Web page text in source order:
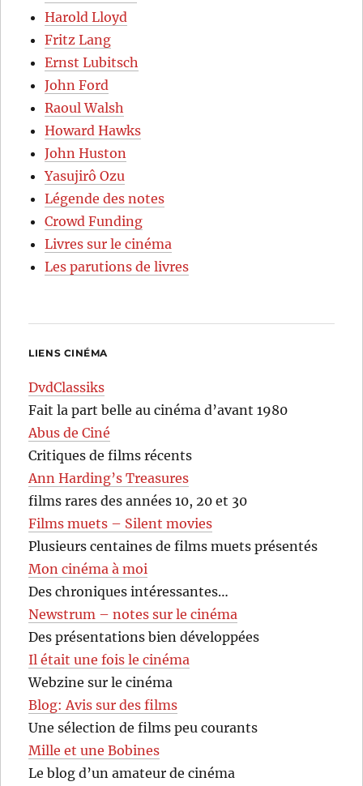
Harold Lloyd
Fritz Lang
Ernst Lubitsch
John Ford
Raoul Walsh
Howard Hawks
John Huston
Yasujirô Ozu
Légende des notes
Crowd Funding
Livres sur le cinéma
Les parutions de livres
LIENS CINÉMA
DvdClassiks
Fait la part belle au cinéma d’avant 1980
Abus de Ciné
Critiques de films récents
Ann Harding’s Treasures
films rares des années 10, 20 et 30
Films muets – Silent movies
Plusieurs centaines de films muets présentés
Mon cinéma à moi
Des chroniques intéressantes…
Newstrum – notes sur le cinéma
Des présentations bien développées
Il était une fois le cinéma
Webzine sur le cinéma
Blog: Avis sur des films
Une sélection de films peu courants
Mille et une Bobines
Le blog d’un amateur de cinéma